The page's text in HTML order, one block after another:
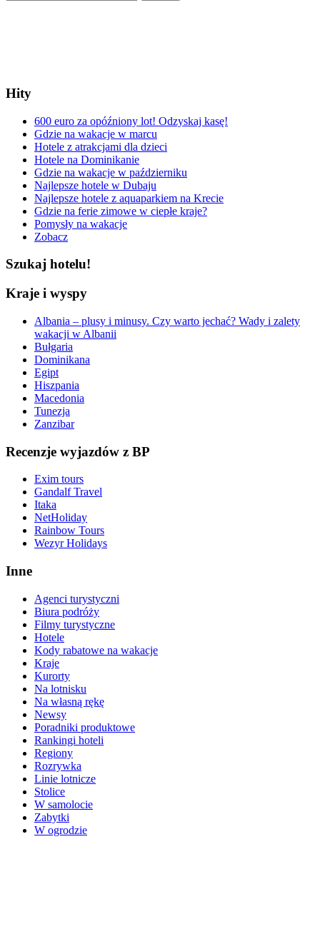
Hity
600 euro za opóźniony lot! Odzyskaj kasę!
Gdzie na wakacje w marcu
Hotele z atrakcjami dla dzieci
Hotele na Dominikanie
Gdzie na wakacje w październiku
Najlepsze hotele w Dubaju
Najlepsze hotele z aquaparkiem na Krecie
Gdzie na ferie zimowe w ciepłe kraje?
Pomysły na wakacje
Zobacz
Szukaj hotelu!
Kraje i wyspy
Albania – plusy i minusy. Czy warto jechać? Wady i zalety
wakacji w Albanii
Bułgaria
Dominikana
Egipt
Hiszpania
Macedonia
Tunezja
Zanzibar
Recenzje wyjazdów z BP
Exim tours
Gandalf Travel
Itaka
NetHoliday
Rainbow Tours
Wezyr Holidays
Inne
Agenci turystyczni
Biura podróży
Filmy turystyczne
Hotele
Kody rabatowe na wakacje
Kraje
Kurorty
Na lotnisku
Na własną rękę
Newsy
Poradniki produktowe
Rankingi hoteli
Regiony
Rozrywka
Linie lotnicze
Stolice
W samolocie
Zabytki
W ogrodzie